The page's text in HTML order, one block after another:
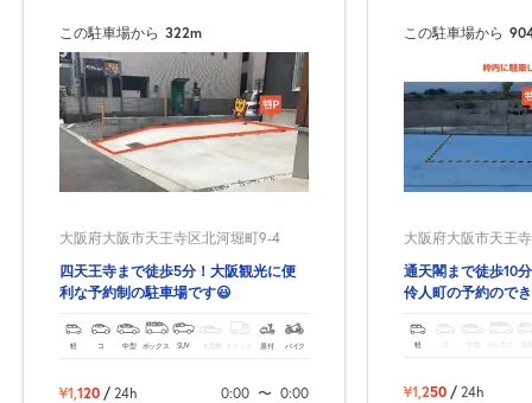
この駐車場から 322m
大阪府大阪市天王寺区北河堀町9-4
四天王寺まで徒歩5分！大阪観光に便
利な予約制の駐車場です😃
軽 コ 中型 ボックス SUV 大型車 トラック 原付 バイク
¥1,120 / 24h 0:00 〜 0:00
この駐車場から
大阪府大阪市天王
通天閣まで徒歩10
伶人町の予約ので
軽 ボックス
¥1,250 / 24h